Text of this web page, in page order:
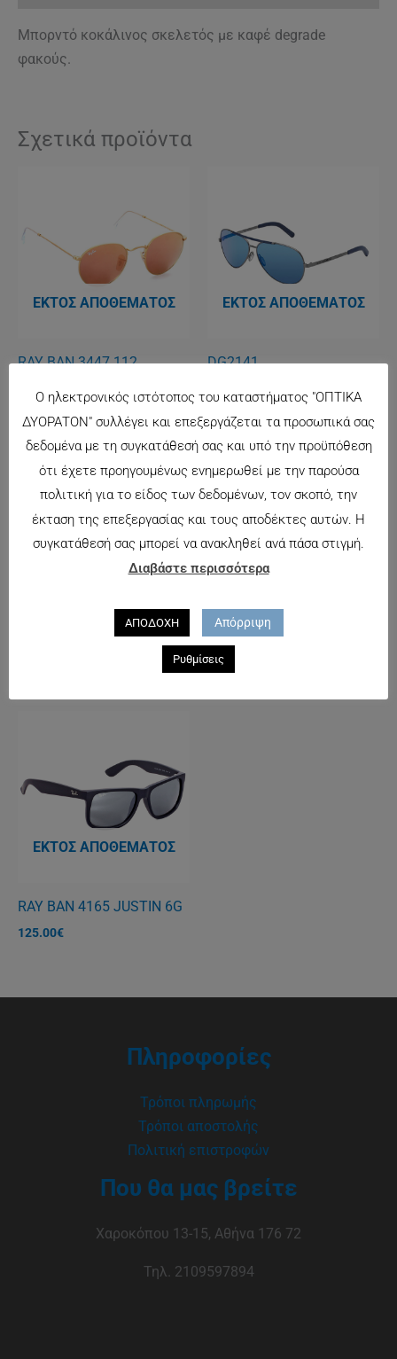
Μπορντό κοκάλινος σκελετός με καφέ degrade
φακούς.
Σχετικά προϊόντα
ΕΚΤΌΣ ΑΠΟΘΈΜΑΤΟΣ
RAY BAN 3447 112
167.00€
ΕΚΤΌΣ ΑΠΟΘΈΜΑΤΟΣ
DG2141
ΕΚΤΌΣ ΑΠΟΘΈΜΑΤΟΣ ΕΚΤΌΣ ΑΠΟΘΈΜΑΤΟΣ
EMPORIO ARMANI 4033
155.00
ΕΚΤΌΣ ΑΠΟΘΈΜΑΤΟΣ
RAY BAN 4165 JUSTIN 6G
125.00€
Πληροφορίες
Τρόποι πληρωμής
Τρόποι αποστολής
Πολιτική επιστροφών
Που θα μας βρείτε
Χαροκόπου 13-15, Αθήνα 176 72
Τηλ. 2109597894
Ο ηλεκτρονικός ιστότοπος του καταστήματος "ΟΠΤΙΚΑ
ΔΥΟΡΑΤΟΝ" συλλέγει και επεξεργάζεται τα προσωπικά σας
δεδομένα με τη συγκατάθεσή σας και υπό την προϋπόθεση
ότι έχετε προηγουμένως ενημερωθεί με την παρούσα
πολιτική για το είδος των δεδομένων, τον σκοπό, την
έκταση της επεξεργασίας και τους αποδέκτες αυτών. Η
συγκατάθεσή σας μπορεί να ανακληθεί ανά πάσα στιγμή.
Διαβάστε περισσότερα
ΑΠΟΔΟΧΗ Απόρριψη
Ρυθμίσεις